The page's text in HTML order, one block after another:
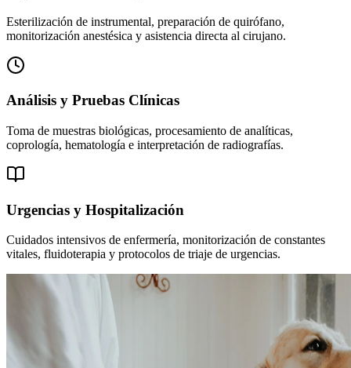
Esterilización de instrumental, preparación de quirófano,
monitorización anestésica y asistencia directa al cirujano.
Análisis y Pruebas Clínicas
Toma de muestras biológicas, procesamiento de analíticas,
coprología, hematología e interpretación de radiografías.
Urgencias y Hospitalización
Cuidados intensivos de enfermería, monitorización de constantes
vitales, fluidoterapia y protocolos de triaje de urgencias.